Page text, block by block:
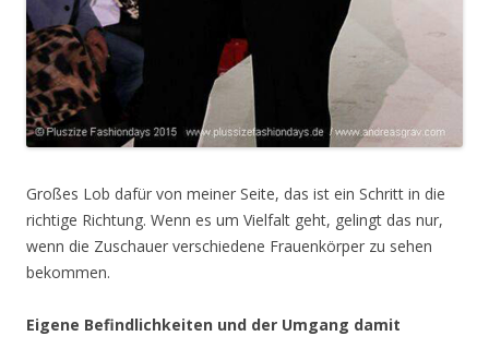
Großes Lob dafür von meiner Seite, das ist ein Schritt in die
richtige Richtung. Wenn es um Vielfalt geht, gelingt das nur,
wenn die Zuschauer verschiedene Frauenkörper zu sehen
bekommen.
Eigene Befindlichkeiten und der Umgang damit